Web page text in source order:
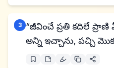
3
“జీవించే ప్రతి కదిలే
అన్ని ఇచ్చాను, పచ్చి